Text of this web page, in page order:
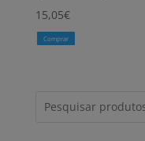
15,05€
Comprar